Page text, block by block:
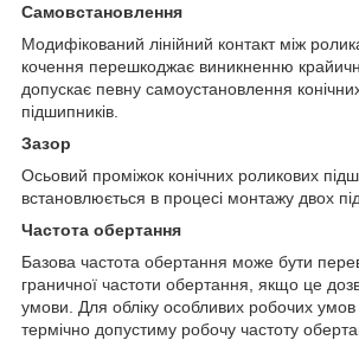
Самовстановлення
Модифікований лінійний контакт між
кочення перешкоджає виникненню
допускає певну самоустановлення
підшипників.
Зазор
Осьовий проміжок конічних роликових
встановлюється в процесі монтажу двох
Частота обертання
Базова частота обертання може бути
граничної частоти обертання, якщо це
умови. Для обліку особливих робочих умов
термічно допустиму робочу частоту